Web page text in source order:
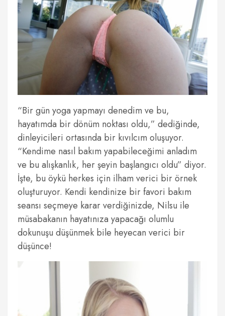
“Bir gün yoga yapmayı denedim ve bu,
hayatımda bir dönüm noktası oldu,” dediğinde,
dinleyicileri ortasında bir kıvılcım oluşuyor.
“Kendime nasıl bakım yapabileceğimi anladım
ve bu alışkanlık, her şeyin başlangıcı oldu” diyor.
İşte, bu öykü herkes için ilham verici bir örnek
oluşturuyor. Kendi kendinize bir favori bakım
seansı seçmeye karar verdiğinizde, Nilsu ile
müsabakanın hayatınıza yapacağı olumlu
dokunuşu düşünmek bile heyecan verici bir
düşünce!